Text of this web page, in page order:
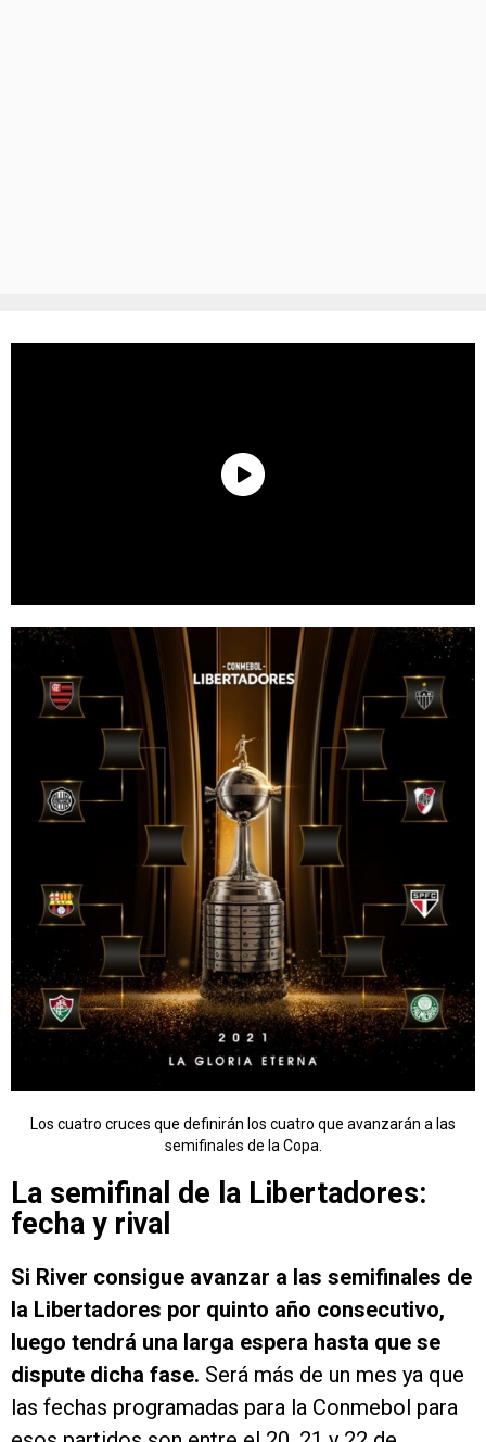
Los cuatro cruces que definirán los cuatro que avanzarán a las
semifinales de la Copa.
La semifinal de la Libertadores:
fecha y rival
Si River consigue avanzar a las semifinales de
la Libertadores por quinto año consecutivo,
luego tendrá una larga espera hasta que se
dispute dicha fase. Será más de un mes ya que
las fechas programadas para la Conmebol para